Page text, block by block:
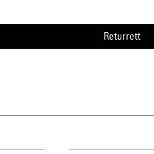
Returrett